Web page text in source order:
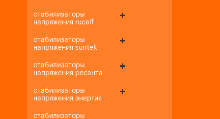
стабилизаторы
напряжения rucelf
стабилизаторы
напряжения suntek
стабилизаторы
напряжения ресанта
стабилизаторы
напряжения энергия
стабилизаторы